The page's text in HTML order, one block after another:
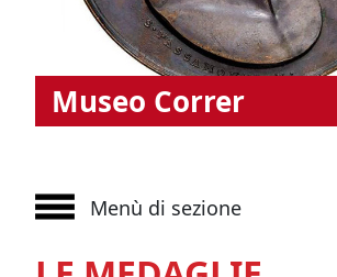
Museo Correr
Menù di sezione